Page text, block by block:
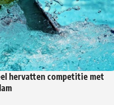
hervatten competitie met